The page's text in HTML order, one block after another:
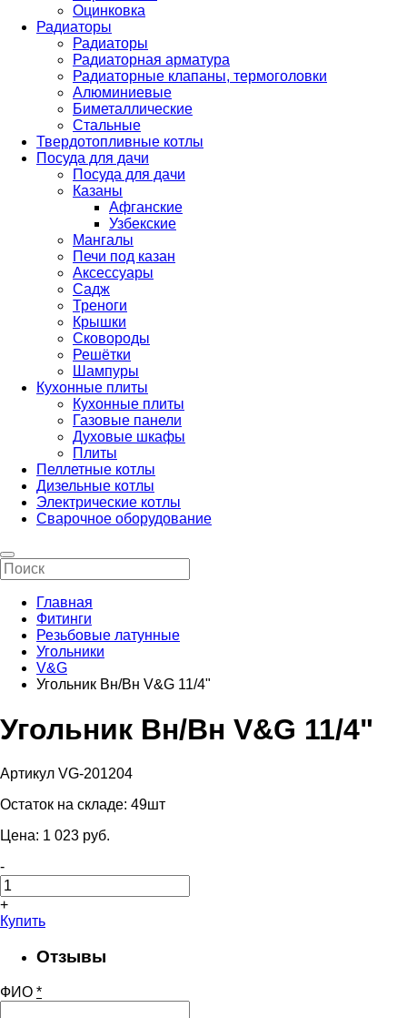
Оцинковка
Радиаторы
Радиаторы
Радиаторная арматура
Радиаторные клапаны, термоголовки
Алюминиевые
Биметаллические
Стальные
Твердотопливные котлы
Посуда для дачи
Посуда для дачи
Казаны
Афганские
Узбекские
Мангалы
Печи под казан
Аксессуары
Садж
Треноги
Крышки
Сковороды
Решётки
Шампуры
Кухонные плиты
Кухонные плиты
Газовые панели
Духовые шкафы
Плиты
Пеллетные котлы
Дизельные котлы
Электрические котлы
Сварочное оборудование
Главная
Фитинги
Резьбовые латунные
Угольники
V&G
Угольник Вн/Вн V&G 11/4"
Угольник Вн/Вн V&G 11/4"
Артикул VG-201204
Остаток на складе: 49шт
Цена: 1 023 pуб.
-
+
Купить
Отзывы
ФИО *